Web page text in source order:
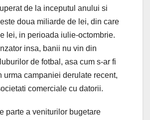
de la inceputul anului si
doua miliarde de lei, din care
lei, in perioada iulie-octombrie.
insa, banii nu vin din
de fotbal, asa cum s-ar fi
urma campaniei derulate recent,
comerciale cu datorii.
parte a veniturilor bugetare